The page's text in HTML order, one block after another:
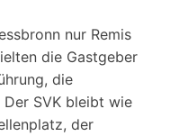
nur Remis
die Gastgeber
die
SVK bleibt wie
der